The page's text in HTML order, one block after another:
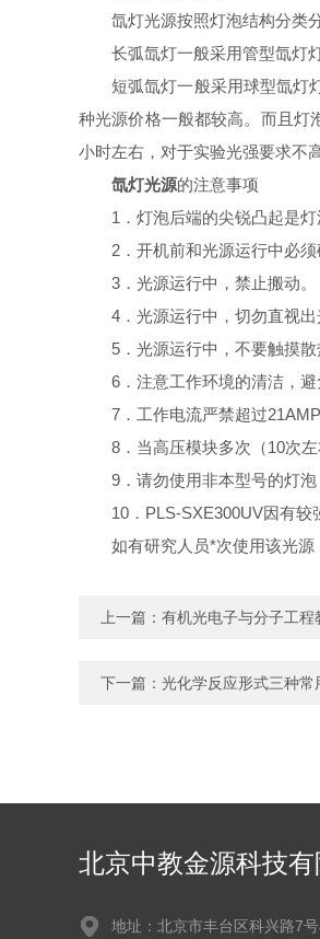
氙灯光源按照灯泡结构分类分
长弧氙灯一般采用管型氙灯灯
短弧氙灯一般采用球型氙灯灯
种光源价格一般都较高。而且灯
小时左右，对于实验光强要求不
氙灯光源的注意事项
1．灯泡后端的尖锐凸起是灯
2．开机前和光源运行中必须
3．光源运行中，禁止搬动
4．光源运行中，切勿直视出
5．光源运行中，不要触摸散
6．注意工作环境的清洁，避
7．工作电流严禁超过
8．当高压模块多次（10次左
9．请勿使用非本型号的灯泡
10．PLS-SXE300UV因有较
如有研究人员*次使用该光源
上一篇： 有机光电子与分子工程
下一篇： 光化学反应形式三种常
北京中教金源科技有
地址：北京市丰台区科兴路7